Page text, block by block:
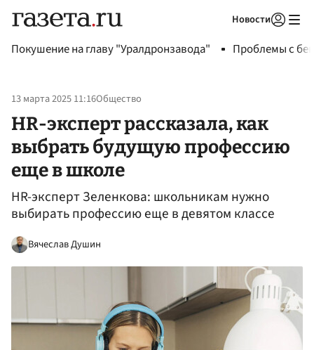
Новости
Покушение на главу "Уралдронзавода" Проблемы с
13 марта 2025 11:16Общество
НR-эксперт рассказала, как
выбрать будущую профессию
еще в школе
НR-эксперт Зеленкова: школьникам нужно
выбирать профессию еще в девятом классе
Вячеслав Душин